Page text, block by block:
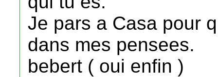
Je pars a Casa pour
dans mes pensees.
bebert ( oui enfin )